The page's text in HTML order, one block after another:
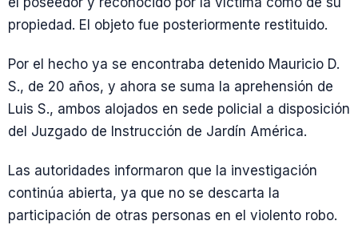
propiedad. El objeto fue posteriormente restituido.
Por el hecho ya se encontraba detenido Mauricio D.
S., de 20 años, y ahora se suma la aprehensión de
Luis S., ambos alojados en sede policial a disposición
del Juzgado de Instrucción de Jardín América.
Las autoridades informaron que la investigación
continúa abierta, ya que no se descarta la
participación de otras personas en el violento robo.